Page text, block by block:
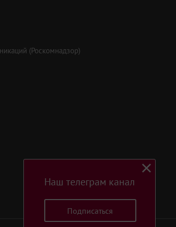
(Роскомнадзор)
Наш телеграм канал
Подписаться